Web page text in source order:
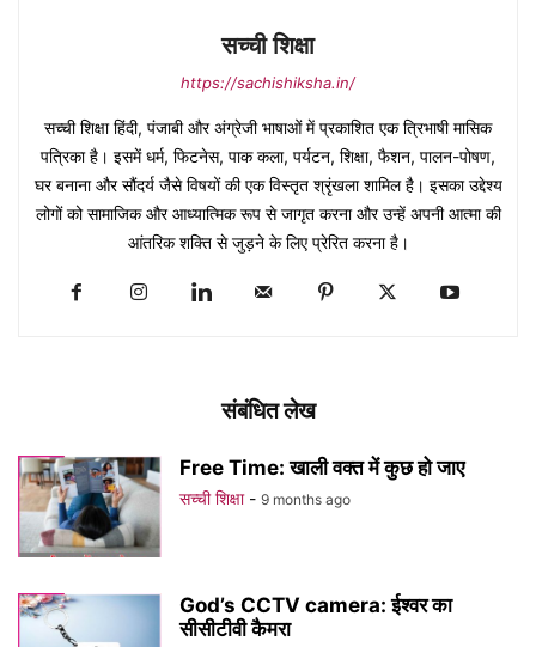
सच्ची शिक्षा
https://sachishiksha.in/
सच्ची शिक्षा हिंदी, पंजाबी और अंग्रेजी भाषाओं में प्रकाशित एक त्रिभाषी मासिक
पत्रिका है। इसमें धर्म, फिटनेस, पाक कला, पर्यटन, शिक्षा, फैशन, पालन-पोषण,
घर बनाना और सौंदर्य जैसे विषयों की एक विस्तृत श्रृंखला शामिल है। इसका उद्देश्य
लोगों को सामाजिक और आध्यात्मिक रूप से जागृत करना और उन्हें अपनी आत्मा की
आंतरिक शक्ति से जुड़ने के लिए प्रेरित करना है।
संबंधित लेख
Free Time: खाली वक्त में कुछ हो जाए
सच्ची शिक्षा - 9 months ago
God’s CCTV camera: ईश्वर का
सीसीटीवी कैमरा